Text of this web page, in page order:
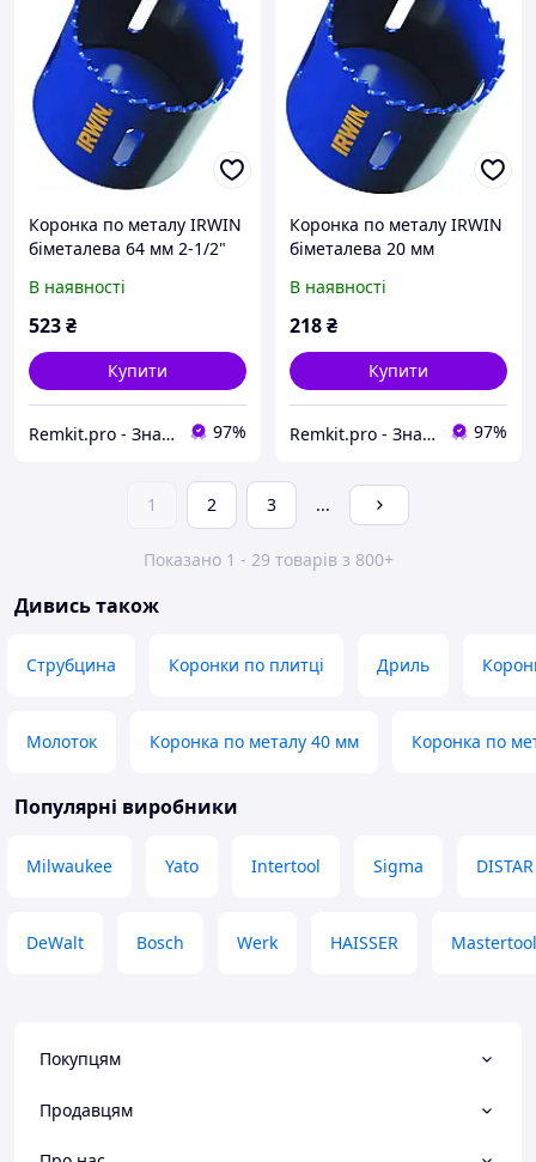
Коронка по металу IRWIN
біметалева 64 мм 2-1/2"
В наявності
523₴
Купити
Remkit.pro - Знайдемо все, що вам потрібне! 97%
Коронка по металу IRWIN
біметалева 20 мм
В наявності
218₴
Купити
Remkit.pro - Знайдемо все, що вам потрібне! 97%
1 2 3 ...
Показано 1 - 29 товарів з 800+
Дивись також
Струбцина Коронки по плитці Дриль
Молоток Коронка по металу 40 мм Коронка по
Популярні виробники
Milwaukee Yato Intertool Sigma DISTAR
DeWalt Bosch Werk HAISSER Mastertool
Покупцям
Продавцям